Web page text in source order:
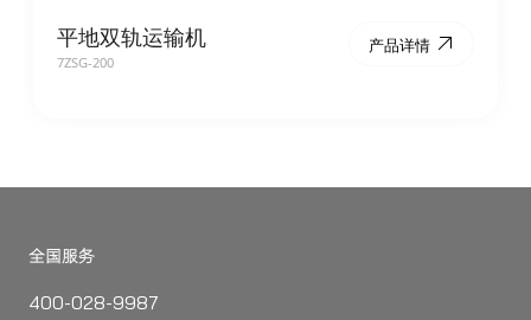
平地双轨运输机
7ZSG-200
产品详情
全国服务
400-028-9987